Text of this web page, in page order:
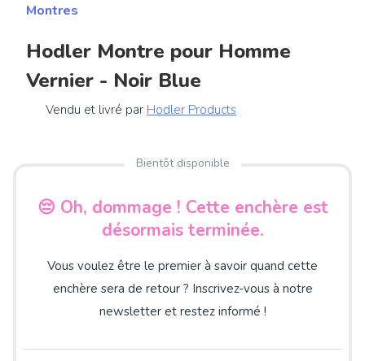
Montres
Hodler Montre pour Homme
Vernier - Noir Blue
Vendu et livré par Hodler Products
Bientôt disponible
😔 Oh, dommage ! Cette enchère est
désormais terminée.
Vous voulez être le premier à savoir quand cette
enchère sera de retour ? Inscrivez-vous à notre
newsletter et restez informé !